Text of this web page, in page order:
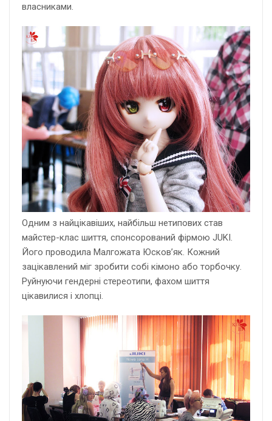
власниками.
Одним з найцікавіших, найбільш нетипових став
майстер-клас шиття, спонсорований фірмою JUKI.
Його проводила Малгожата Юсков’як. Кожний
зацікавлений міг зробити собі кімоно або торбочку.
Руйнуючи гендерні стереотипи, фахом шиття
цікавилися і хлопці.